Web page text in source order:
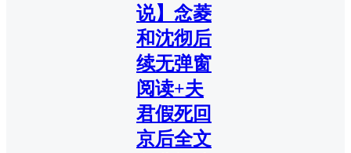
说】念菱
和沈彻后
续无弹窗
阅读+夫
君假死回
京后全文